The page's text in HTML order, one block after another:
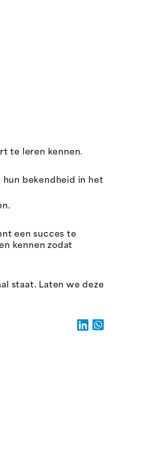
te leren kennen.
hun bekendheid in het
een succes te
kennen zodat
staat. Laten we deze